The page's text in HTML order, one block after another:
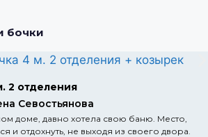
бочки
2 отделения
Севостьянова
доме, давно хотела свою баню. Место,
и отдохнуть, не выходя из своего двора.